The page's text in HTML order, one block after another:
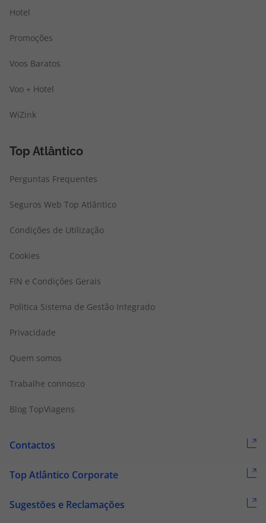
Hotel
Promoções
Voos Baratos
Voo + Hotel
WiZink
Top Atlântico
Perguntas Frequentes
Seguros Web Top Atlântico
Condições de Utilização
Cookies
FIN e Condições Gerais
Politica Sistema de Gestão Integrado
Privacidade
Quem somos
Trabalhe connosco
Blog TopViagens
Contactos
Top Atlântico Corporate
Sugestões e Reclamações